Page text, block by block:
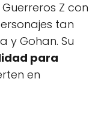
Z con
tan
y Gohan. Su
para
en